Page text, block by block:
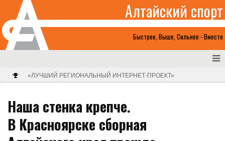
Быстрее, Выше, Сильнее - Вместе
Алтайский спорт
«ЛУЧШИЙ РЕГИОНАЛЬНЫЙ ИНТЕРНЕТ-ПРОЕКТ»
Наша стенка крепче.
В Красноярске сборная